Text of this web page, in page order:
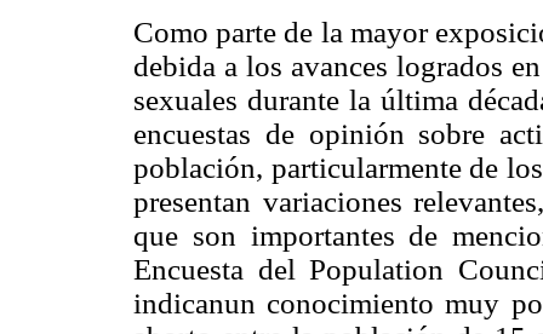
Como parte de la mayor
debida a los avances logrados
sexuales durante la última
encuestas de opinión sobre
población, particularmente de
presentan variaciones
que son importantes de
Encuesta del Population
indicanun conocimiento muy